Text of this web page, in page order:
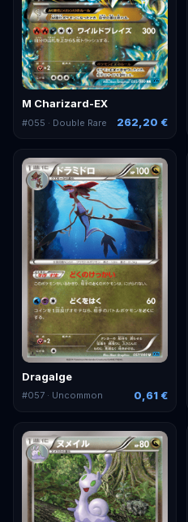
M Charizard-EX
#055 · Double Rare 262,20 €
Dragalge
#057 · Uncommon 0,61 €